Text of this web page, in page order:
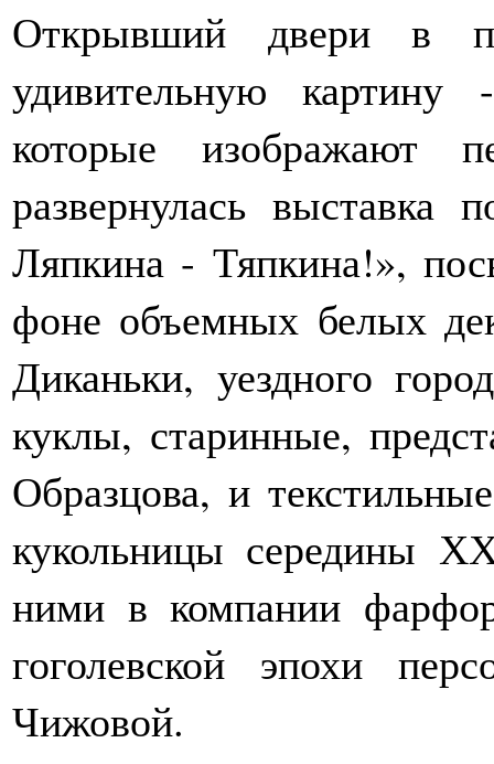
Открывший двери в
удивительную
которые изображают
развернулась
Ляпкина - Тяпкина!»,
фоне объемных белых
Диканьки, уездного
куклы, старинные,
Образцова, и
кукольницы середины
ними в компании
гоголевской эпохи
Чижовой.